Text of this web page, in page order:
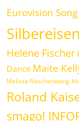
Eurovision
Silbereisen
Helene Fischer
Dance Maite
Melissa Naschenweng
Roland
smago!